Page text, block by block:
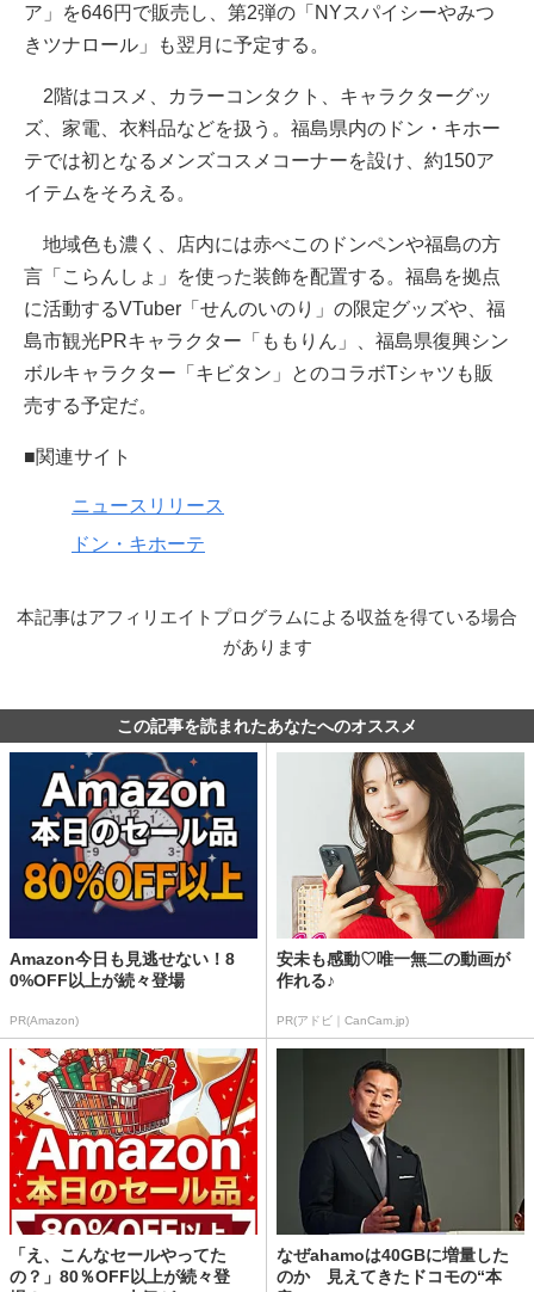
ア」を646円で販売し、第2弾の「NYスパイシーやみつ
きツナロール」も翌月に予定する。
2階はコスメ、カラーコンタクト、キャラクターグッ
ズ、家電、衣料品などを扱う。福島県内のドン・キホー
テでは初となるメンズコスメコーナーを設け、約150ア
イテムをそろえる。
地域色も濃く、店内には赤べこのドンペンや福島の方
言「こらんしょ」を使った装飾を配置する。福島を拠点
に活動するVTuber「せんのいのり」の限定グッズや、福
島市観光PRキャラクター「ももりん」、福島県復興シン
ボルキャラクター「キビタン」とのコラボTシャツも販
売する予定だ。
■関連サイト
ニュースリリース
ドン・キホーテ
本記事はアフィリエイトプログラムによる収益を得ている場合
があります
この記事を読まれたあなたへのオススメ
Amazon今日も見逃せない！8
0%OFF以上が続々登場
PR(Amazon)
安未も感動♡唯一無二の動画が
作れる♪
PR(アドビ｜CanCam.jp)
「え、こんなセールやってた
の？」80％OFF以上が続々登
なぜahamoは40GBに増量した
のか 見えてきたドコモの“本